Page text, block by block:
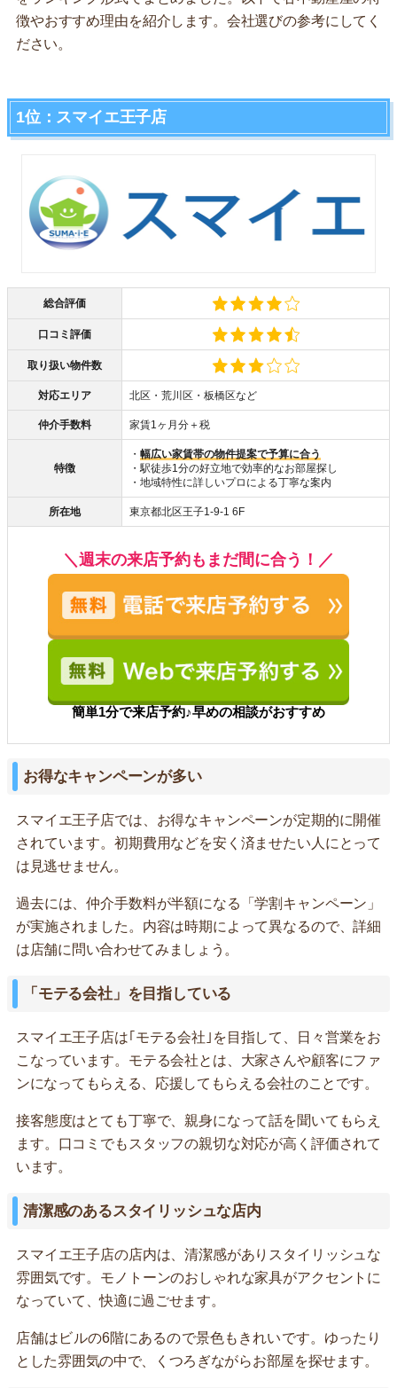
徴やおすすめ理由を紹介します。会社選びの参考にしてく
ださい。
1位：スマイエ王子店
総合評価
口コミ評価
取り扱い物件数
対応エリア 北区・荒川区・板橋区など
仲介手数料 家賃1ヶ月分＋税
特徴
・ 幅広い家賃帯の物件提案で予算に合う
・駅徒歩1分の好立地で効率的なお部屋探し
・地域特性に詳しいプロによる丁寧な案内
所在地 東京都北区王子1-9-1 6F
＼週末の来店予約もまだ間に合う！／
簡単1分で来店予約♪早めの相談がおすすめ
お得なキャンペーンが多い
スマイエ王子店では、お得なキャンペーンが定期的に開催
されています。初期費用などを安く済ませたい人にとって
は見逃せません。
過去には、仲介手数料が半額になる「学割キャンペーン」
が実施されました。内容は時期によって異なるので、詳細
は店舗に問い合わせてみましょう。
「モテる会社」を目指している
スマイエ王子店は｢モテる会社｣を目指して、日々営業をお
こなっています。モテる会社とは、大家さんや顧客にファ
ンになってもらえる、応援してもらえる会社のことです。
接客態度はとても丁寧で、親身になって話を聞いてもらえ
ます。口コミでもスタッフの親切な対応が高く評価されて
います。
清潔感のあるスタイリッシュな店内
スマイエ王子店の店内は、清潔感がありスタイリッシュな
雰囲気です。モノトーンのおしゃれな家具がアクセントに
なっていて、快適に過ごせます。
店舗はビルの6階にあるので景色もきれいです。ゆったり
とした雰囲気の中で、くつろぎながらお部屋を探せます。